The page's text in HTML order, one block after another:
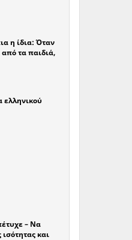
η ίδια: Όταν
από τα παιδιά,
ελληνικού
– Να
και